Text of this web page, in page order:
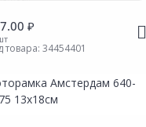
₽
товара: 34454401
Амстердам 640-
13х18см